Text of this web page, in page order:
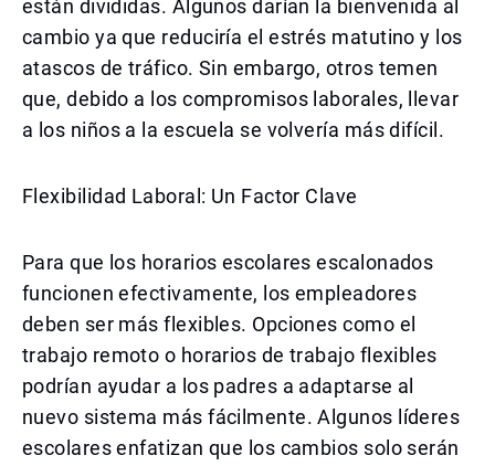
están divididas. Algunos darían la bienvenida al
cambio ya que reduciría el estrés matutino y los
atascos de tráfico. Sin embargo, otros temen
que, debido a los compromisos laborales, llevar
a los niños a la escuela se volvería más difícil.
Flexibilidad Laboral: Un Factor Clave
Para que los horarios escolares escalonados
funcionen efectivamente, los empleadores
deben ser más flexibles. Opciones como el
trabajo remoto o horarios de trabajo flexibles
podrían ayudar a los padres a adaptarse al
nuevo sistema más fácilmente. Algunos líderes
escolares enfatizan que los cambios solo serán